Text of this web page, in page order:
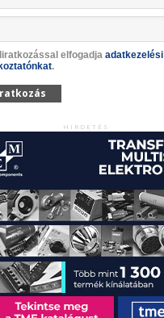
elfogadja adatkezelési
.
HIRDETÉS